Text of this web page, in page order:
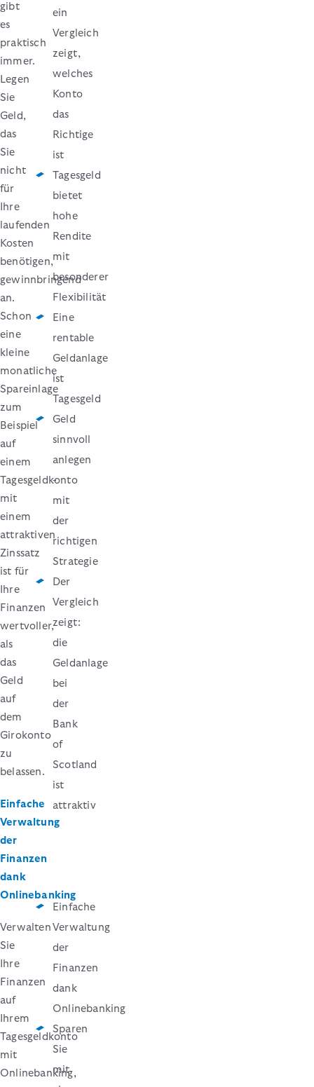
gibt
es
praktisch
immer.
Legen
Sie
Geld,
das
Sie
nicht
für
Ihre
laufenden
Kosten
benötigen,
gewinnbringend
an.
Schon
eine
kleine
monatliche
Spareinlage
zum
Beispiel
auf
einem
Tagesgeldkonto
mit
einem
attraktiven
Zinssatz
ist für
Ihre
Finanzen
wertvoller,
als
das
Geld
auf
dem
Girokonto
zu
belassen.
Einfache
Verwaltung
der
Finanzen
dank
Onlinebanking
Verwalten
Sie
Ihre
Finanzen
auf
Ihrem
Tagesgeldkonto
mit
Onlinebanking,
ein
Vergleich
zeigt,
welches
Konto
das
Richtige
ist
Tagesgeld
bietet
hohe
Rendite
mit
besonderer
Flexibilität
Eine
rentable
Geldanlage
ist
Tagesgeld
Geld
sinnvoll
anlegen
-
mit
der
richtigen
Strategie
Der
Vergleich
zeigt:
die
Geldanlage
bei
der
Bank
of
Scotland
ist
attraktiv
Einfache
Verwaltung
der
Finanzen
dank
Onlinebanking
Sparen
Sie
mit